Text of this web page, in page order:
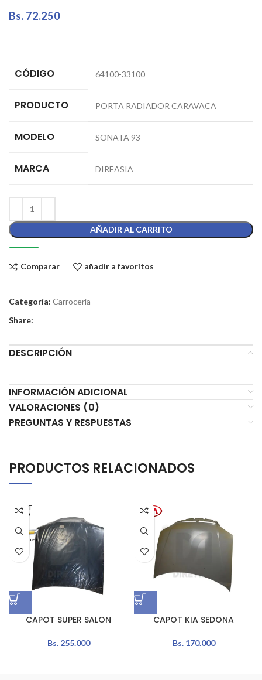
Bs. 72.250
CÓDIGO 64100-33100
PRODUCTO PORTA RADIADOR CARAVACA
MODELO SONATA 93
MARCA DIREASIA
AÑADIR AL CARRITO
Comparar añadir a favoritos
Categoría: Carrocería
Share:
DESCRIPCIÓN
INFORMACIÓN ADICIONAL
VALORACIONES (0)
PREGUNTAS Y RESPUESTAS
PRODUCTOS RELACIONADOS
AGOT
ADO
CAPOT SUPER SALON
Bs.255.000
CAPOT KIA SEDONA
Bs.170.000